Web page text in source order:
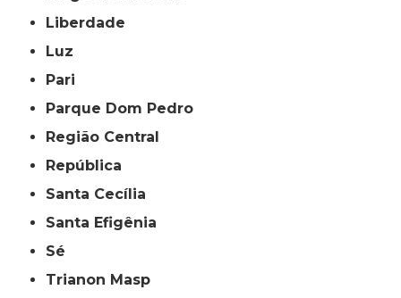
Liberdade
Luz
Pari
Parque Dom Pedro
Região Central
República
Santa Cecília
Santa Efigênia
Sé
Trianon Masp